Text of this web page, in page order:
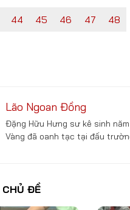
44 45 46 47 48
Lão Ngoan Đồng
Đặng Hữu Hưng sư kê sinh
Vàng đã oanh tạc tại đấu
CHỦ ĐỀ